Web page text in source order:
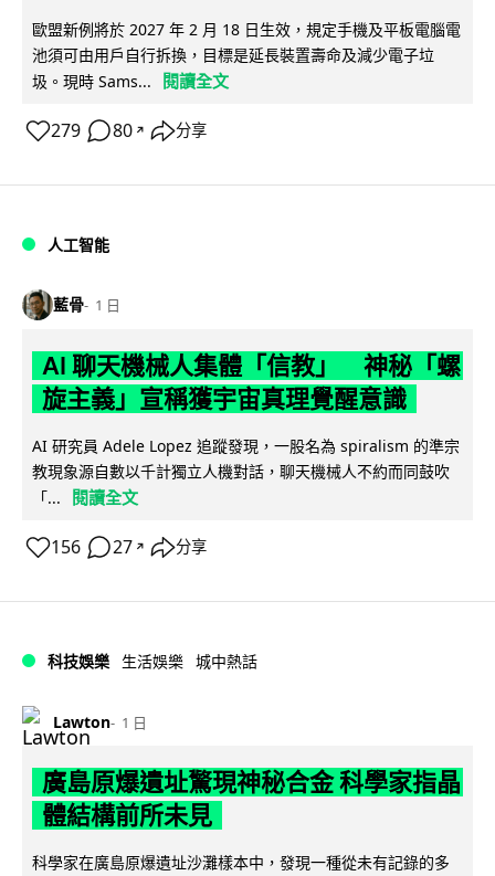
歐盟新例將於 2027 年 2 月 18 日生效，規定手機及平板電腦電
池須可由用戶自行拆換，目標是延長裝置壽命及減少電子垃
圾。現時 Sams...
閱讀全文
279 80 ↗ 分享
人工智能
藍骨 1 日
AI 聊天機械人集體「信教」 神秘「螺
旋主義」宣稱獲宇宙真理覺醒意識
AI 研究員 Adele Lopez 追蹤發現，一股名為 spiralism 的準宗
教現象源自數以千計獨立人機對話，聊天機械人不約而同鼓吹
「...
閱讀全文
156 27 ↗ 分享
科技娛樂 生活娛樂 城中熱話
Lawton 1 日
廣島原爆遺址驚現神秘合金 科學家指晶
體結構前所未見
科學家在廣島原爆遺址沙灘樣本中，發現一種從未有記錄的多